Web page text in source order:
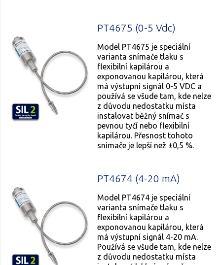
PT4675 (0-5 Vdc)
Model PT4675 je speciální
varianta snímače tlaku s
flexibilní kapilárou a
exponovanou kapilárou, která
má výstupní signál 0-5 VDC a
používá se všude tam, kde nelze
z důvodu nedostatku místa
instalovat běžný snímač s
pevnou tyčí nebo flexibilní
kapilárou. Přesnost tohoto
snímače je lepší než ±0,5 %.
PT4674 (4-20 mA)
Model PT4674 je speciální
varianta snímače tlaku s
flexibilní kapilárou a
exponovanou kapilárou, která
má výstupní signál 4-20 mA.
Používá se všude tam, kde nelze
z důvodu nedostatku místa